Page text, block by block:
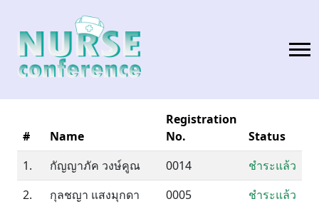
# Name
Registration
No.
Status
1.
กัญญาภัค วงษ์คูณ 0014
ชำระแล้ว
2.
กุลชญา แสงมุกดา 0005
ชำระแล้ว